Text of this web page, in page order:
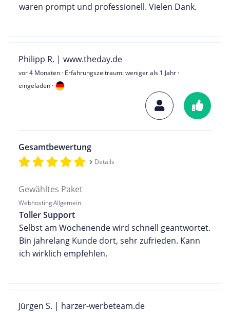
waren prompt und professionell. Vielen Dank.
Philipp R. | www.theday.de
vor 4 Monaten · Erfahrungszeitraum: weniger als 1 Jahr ·
eingeladen ·
Gesamtbewertung
Details
Gewähltes Paket
Webhosting Allgemein
Toller Support
Selbst am Wochenende wird schnell geantwortet.
Bin jahrelang Kunde dort, sehr zufrieden. Kann
ich wirklich empfehlen.
Jürgen S. | harzer-werbeteam.de